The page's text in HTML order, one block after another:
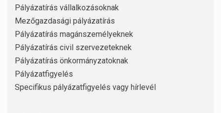
Pályázatírás vállalkozásoknak
Mezőgazdasági pályázatírás
Pályázatírás magánszemélyeknek
Pályázatírás civil szervezeteknek
Pályázatírás önkormányzatoknak
Pályázatfigyelés
Specifikus pályázatfigyelés vagy hírlevél